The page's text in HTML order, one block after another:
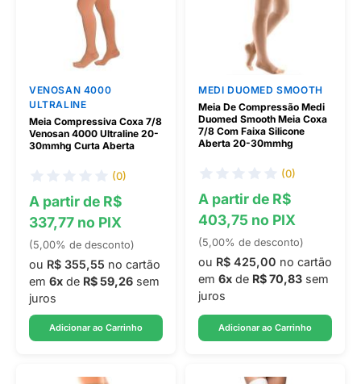
VENOSAN 4000
ULTRALINE
Meia Compressiva Coxa 7/8
Venosan 4000 Ultraline 20-
30mmhg Curta Aberta
(0)
A partir de R$
337,77 no PIX
(5,00% de desconto)
ou R$ 355,55 no cartão
em 6x de R$ 59,26 sem
juros
Adicionar ao Carrinho
MEDI DUOMED SMOOTH
Meia De Compressão Medi
Duomed Smooth Meia Coxa
7/8 Com Faixa Silicone
Aberta 20-30mmhg
(0)
A partir de R$
403,75 no PIX
(5,00% de desconto)
ou R$ 425,00 no cartão
em 6x de R$ 70,83 sem
juros
Adicionar ao Carrinho